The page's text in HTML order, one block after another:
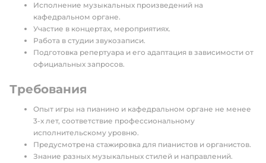
Исполнение музыкальных произведений на
кафедральном органе.
Участие в концертах, мероприятиях.
Работа в студии звукозаписи.
Подготовка репертуара и его адаптация в зависимости от
официальных запросов.
Требования
Опыт игры на пианино и кафедральном органе не менее
3-х лет, соответствие профессиональному
исполнительскому уровню.
Предусмотрена стажировка для пианистов и органистов.
Знание разных музыкальных стилей и направлений.